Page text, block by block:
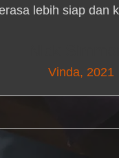
lebih siap dan
Vinda, 2021